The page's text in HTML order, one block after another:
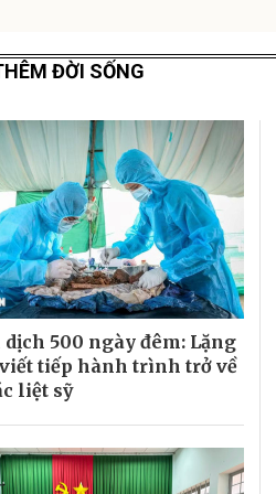
ĐỜI SỐNG
dịch 500 ngày đêm: Lặng
tiếp hành trình trở về
liệt sỹ